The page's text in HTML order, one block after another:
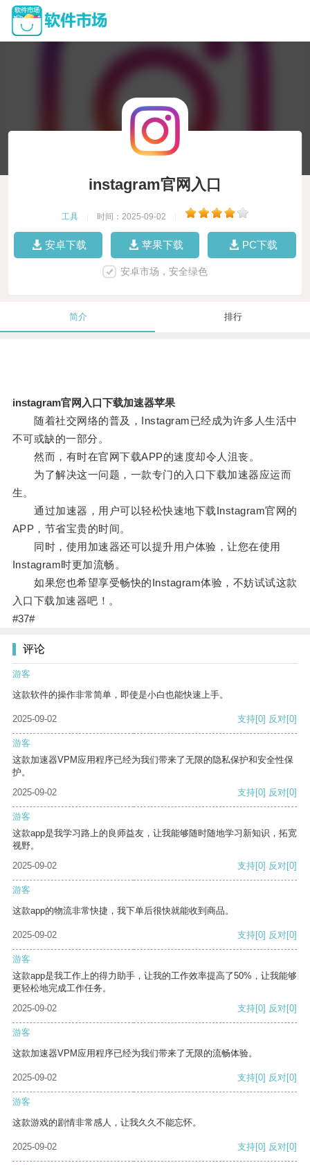
instagram官网入口
工具 时间：2025-09-02
安卓下载 苹果下载 PC下载
安卓市场，安全绿色
简介 排行
instagram官网入口下载加速器苹果
随着社交网络的普及，Instagram已经成为许多人生活中
不可或缺的一部分。
然而，有时在官网下载APP的速度却令人沮丧。
为了解决这一问题，一款专门的入口下载加速器应运而
生。
通过加速器，用户可以轻松快速地下载Instagram官网的
APP，节省宝贵的时间。
同时，使用加速器还可以提升用户体验，让您在使用
Instagram时更加流畅。
如果您也希望享受畅快的Instagram体验，不妨试试这款
入口下载加速器吧！。
#37#
评论
游客
这款软件的操作非常简单，即使是小白也能快速上手。
2025-09-02 支持[0] 反对[0]
游客
这款加速器VPM应用程序已经为我们带来了无限的隐私保护和安全性保
护。
2025-09-02
支持[0] 反对[0]
游客
这款app是我学习路上的良师益友，让我能够随时随地学习新知识，拓宽
视野。
2025-09-02
支持[0] 反对[0]
游客
这款app的物流非常快捷，我下单后很快就能收到商品。
2025-09-02 支持[0] 反对[0]
游客
这款app是我工作上的得力助手，让我的工作效率提高了50%，让我能够
更轻松地完成工作任务。
2025-09-02
支持[0] 反对[0]
游客
这款加速器VPM应用程序已经为我们带来了无限的流畅体验。
2025-09-02 支持[0] 反对[0]
游客
这款游戏的剧情非常感人，让我久久不能忘怀。
2025-09-02 支持[0] 反对[0]